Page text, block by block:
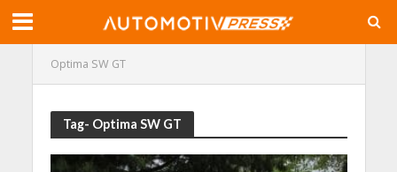
Optima SW GT
Tag- Optima SW GT